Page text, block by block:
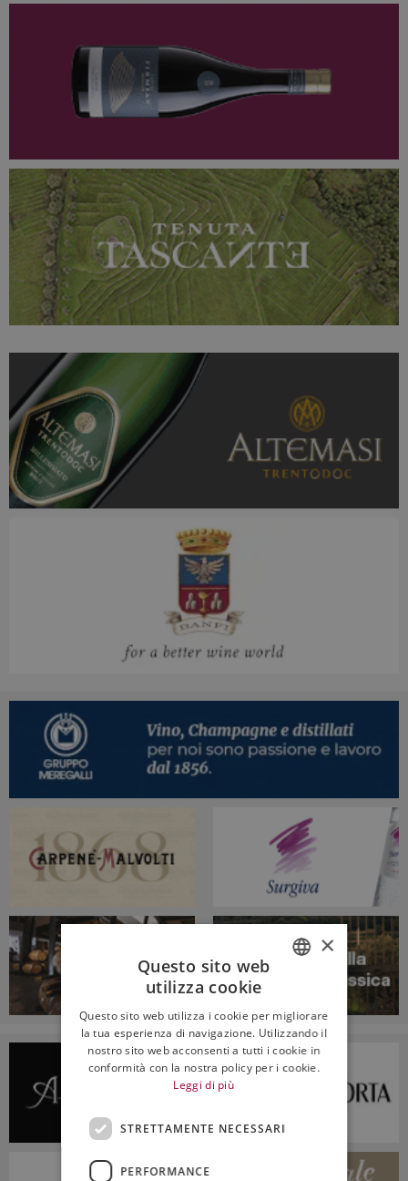
ENGLISH
×
Questo sito web
utilizza cookie
Questo sito web utilizza i cookie per migliorare
la tua esperienza di navigazione. Utilizzando il
nostro sito web acconsenti a tutti i cookie in
conformità con la nostra policy per i cookie.
Leggi di più
STRETTAMENTE NECESSARI
PERFORMANCE